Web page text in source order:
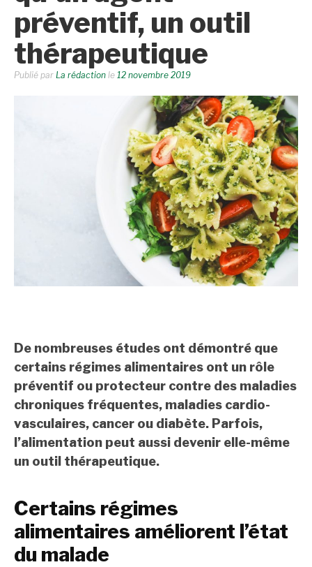
préventif, un outil
thérapeutique
Publié par La rédaction le 12 novembre 2019
De nombreuses études ont démontré que
certains régimes alimentaires ont un rôle
préventif ou protecteur contre des maladies
chroniques fréquentes, maladies cardio-
vasculaires, cancer ou diabète. Parfois,
l’alimentation peut aussi devenir elle-même
un outil thérapeutique.
Certains régimes
alimentaires améliorent l’état
du malade